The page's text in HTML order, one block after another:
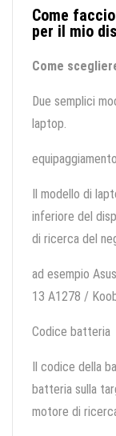
Come
per il mio
Come
Due semplici
laptop.
Il modello di
inferiore del
di ricerca del
ad esempio
13 A1278 /
Codice batteria
Il codice della
batteria sulla
motore di